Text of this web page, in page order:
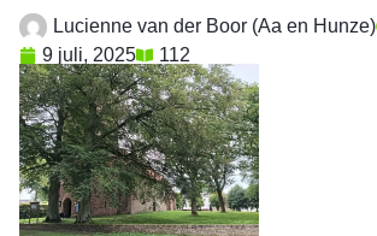
Lucienne van der Boor (Aa en Hunze)
9 juli, 2025
112